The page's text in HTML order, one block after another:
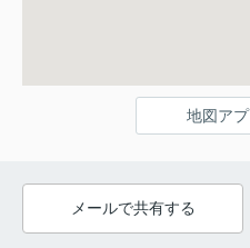
地図ア
メールで共有する